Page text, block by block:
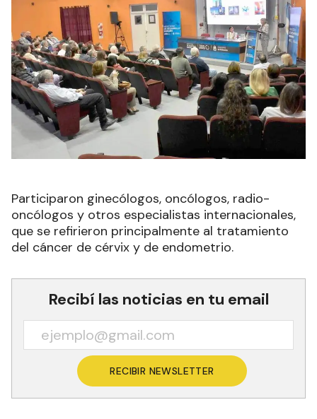
Participaron ginecólogos, oncólogos, radio-
oncólogos y otros especialistas internacionales,
que se refirieron principalmente al tratamiento
del cáncer de cérvix y de endometrio.
Recibí las noticias en tu email
RECIBIR NEWSLETTER